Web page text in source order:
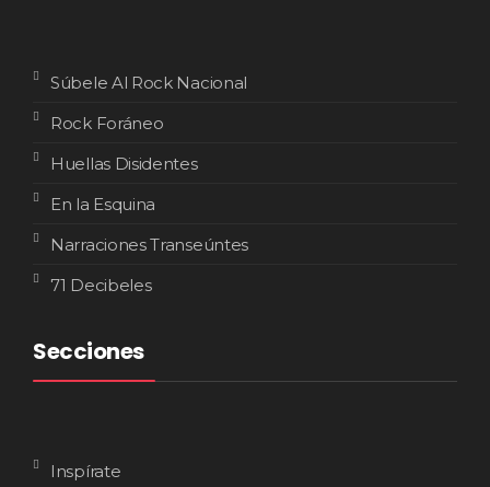
Súbele Al Rock Nacional
Rock Foráneo
Huellas Disidentes
En la Esquina
Narraciones Transeúntes
71 Decibeles
Secciones
Inspírate